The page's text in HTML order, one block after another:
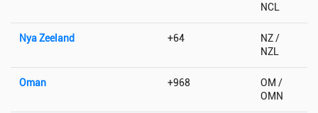
NCL
Nya Zeeland +64
NZ /
NZL
Oman +968
OM /
OMN